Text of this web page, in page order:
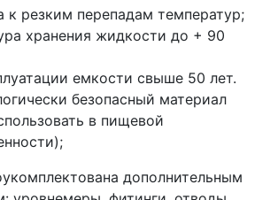
к резким перепадам температур;
хранения жидкости до + 90
емкости свыше 50 лет.
безопасный материал
в пищевой
дополнительным